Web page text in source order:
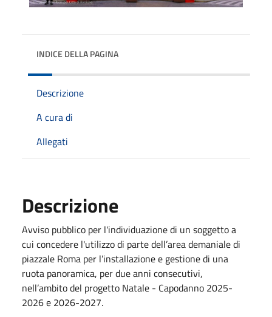
INDICE DELLA PAGINA
Descrizione
A cura di
Allegati
Descrizione
Avviso pubblico per l'individuazione di un soggetto a
cui concedere l'utilizzo di parte dell’area demaniale di
piazzale Roma per l’installazione e gestione di una
ruota panoramica, per due anni consecutivi,
nell’ambito del progetto Natale - Capodanno 2025-
2026 e 2026-2027.